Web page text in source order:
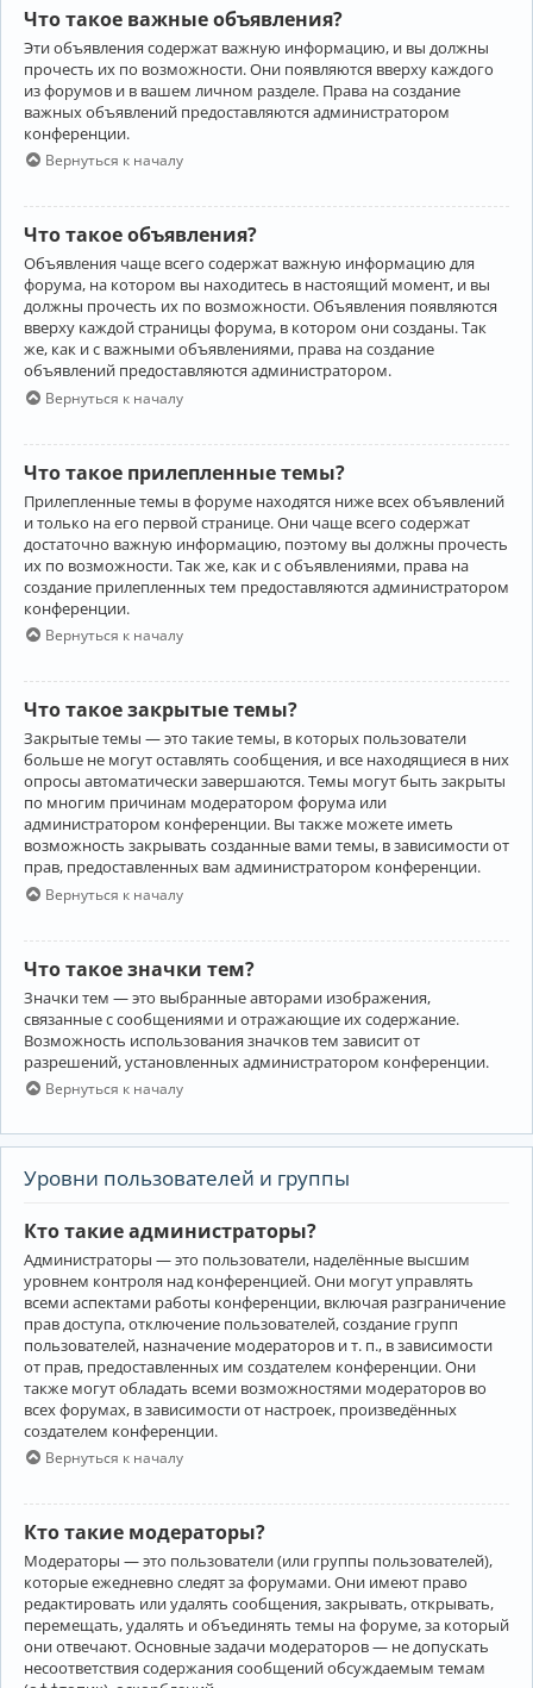
Что такое важные объявления?
Эти объявления содержат важную информацию, и вы должны
прочесть их по возможности. Они появляются вверху каждого
из форумов и в вашем личном разделе. Права на создание
важных объявлений предоставляются администратором
конференции.
Вернуться к началу
Что такое объявления?
Объявления чаще всего содержат важную информацию для
форума, на котором вы находитесь в настоящий момент, и вы
должны прочесть их по возможности. Объявления появляются
вверху каждой страницы форума, в котором они созданы. Так
же, как и с важными объявлениями, права на создание
объявлений предоставляются администратором.
Вернуться к началу
Что такое прилепленные темы?
Прилепленные темы в форуме находятся ниже всех объявлений
и только на его первой странице. Они чаще всего содержат
достаточно важную информацию, поэтому вы должны прочесть
их по возможности. Так же, как и с объявлениями, права на
создание прилепленных тем предоставляются администратором
конференции.
Вернуться к началу
Что такое закрытые темы?
Закрытые темы — это такие темы, в которых пользователи
больше не могут оставлять сообщения, и все находящиеся в них
опросы автоматически завершаются. Темы могут быть закрыты
по многим причинам модератором форума или
администратором конференции. Вы также можете иметь
возможность закрывать созданные вами темы, в зависимости от
прав, предоставленных вам администратором конференции.
Вернуться к началу
Что такое значки тем?
Значки тем — это выбранные авторами изображения,
связанные с сообщениями и отражающие их содержание.
Возможность использования значков тем зависит от
разрешений, установленных администратором конференции.
Вернуться к началу
Уровни пользователей и группы
Кто такие администраторы?
Администраторы — это пользователи, наделённые высшим
уровнем контроля над конференцией. Они могут управлять
всеми аспектами работы конференции, включая разграничение
прав доступа, отключение пользователей, создание групп
пользователей, назначение модераторов и т. п., в зависимости
от прав, предоставленных им создателем конференции. Они
также могут обладать всеми возможностями модераторов во
всех форумах, в зависимости от настроек, произведённых
создателем конференции.
Вернуться к началу
Кто такие модераторы?
Модераторы — это пользователи (или группы пользователей),
которые ежедневно следят за форумами. Они имеют право
редактировать или удалять сообщения, закрывать, открывать,
перемещать, удалять и объединять темы на форуме, за который
они отвечают. Основные задачи модераторов — не допускать
несоответствия содержания сообщений обсуждаемым темам